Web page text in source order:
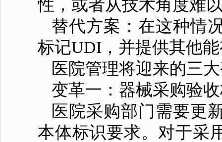
性，或者从技术角度难
替代方案：在这种情
标记UDI，并提供其他
医院管理将迎来的三
变革一：器械采购验
医院采购部门需要更
本体标识要求。对于采